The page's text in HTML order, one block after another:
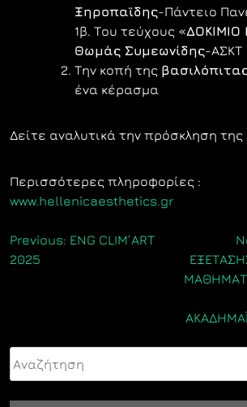
Ξηροπαϊδης-Πάντειο
1β. Του τεύχους «ΔΟΚΙΜΙΟ Ι
Θωμάς Συμεωνίδης-ΑΣΚΤ
Την κοπή της
ένα κέρασμα
Δείτε αναλυτικά την πρόσκληση
Περισσότερες πληροφορίες :
www.hellenicaesthetics.gr
Πλοήγηση
άρθρων
Previous: ENG CLIM’ART
2025
Αναζήτηση